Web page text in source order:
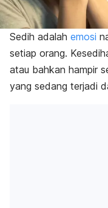
Sedih adalah emosi
setiap orang.
atau bahkan hampir
yang sedang terjadi